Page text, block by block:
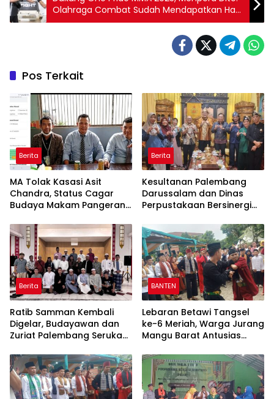
Olahraga Combat Sudah Mendapatkan Hati
di Anak Muda dan Masyarakat Indonesia
Pos Terkait
Berita
MA Tolak Kasasi Asit
Chandra, Status Cagar
Budaya Makam Pangeran
Hukum Tetap
Berita
Kesultanan Palembang
Darussalam dan Dinas
Perpustakaan Bersinergi
dan Benda Pusaka
Bersejarah
Berita
Ratib Samman Kembali
Digelar, Budayawan dan
Zuriat Palembang Serukan
BANTEN
Lebaran Betawi Tangsel
ke-6 Meriah, Warga Jurang
Mangu Barat Antusias